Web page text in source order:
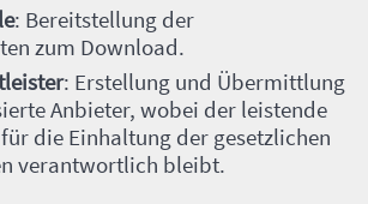
: Bereitstellung der
zum Download.
: Erstellung und Übermittlung
Anbieter, wobei der leistende
die Einhaltung der gesetzlichen
verantwortlich bleibt.